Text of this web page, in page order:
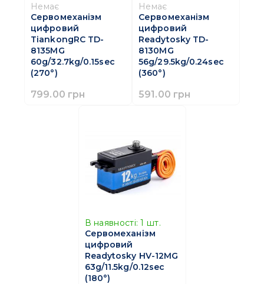
Немає
Сервомеханізм
цифровий
TiankongRC TD-
8135MG
60g/32.7kg/0.15sec
(270°)
799.00 грн
Немає
Сервомеханізм
цифровий
Readytosky TD-
8130MG
56g/29.5kg/0.24sec
(360°)
591.00 грн
В наявності: 1 шт.
Сервомеханізм
цифровий
Readytosky HV-12MG
63g/11.5kg/0.12sec
(180°)